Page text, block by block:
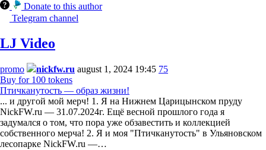
Donate to this author
Telegram channel
LJ Video
promo nickfw.ru august 1, 2024 19:45 75
Buy for 100 tokens
Птичканутость — образ жизни!
... и другой мой мерч! 1. Я на Нижнем Царицынском пруду
NickFW.ru — 31.07.2024г. Ещё весной прошлого года я
задумался о том, что пора уже обзавестить и коллекцией
собственного мерча! 2. Я и моя "Птичканутость" в Ульяновском
лесопарке NickFW.ru —…